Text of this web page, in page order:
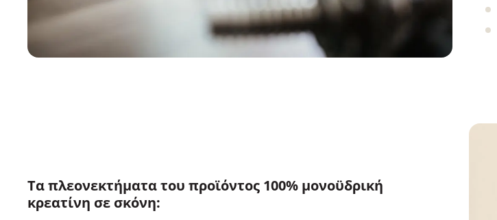
Τα πλεονεκτήματα του προϊόντος 100% μονοϋδρική
κρεατίνη σε σκόνη: